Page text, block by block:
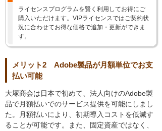
ライセンスプログラムを賢く利用してお得にご
購入いただけます。VIPライセンスではご契約状
況に合わせてお得な価格で追加・更新ができま
す。
メリット2 Adobe製品が月額単位でお支
払い可能
大塚商会は日本で初めて、法人向けのAdobe製
品で月額払いでのサービス提供を可能にしまし
た。月額払いにより、初期導入コストを低減す
ることが可能です。また、固定資産ではなく、